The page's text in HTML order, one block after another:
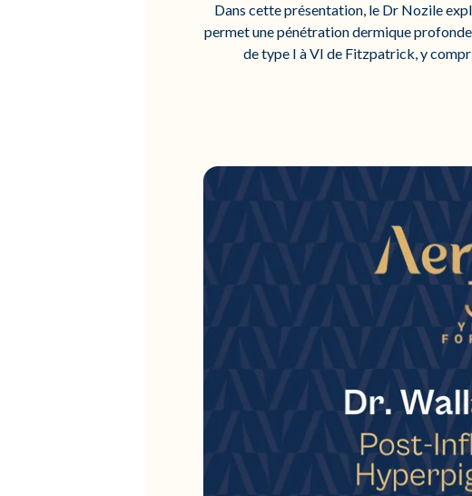
Dans cette présentation, le Dr Nozile
permet une pénétration dermique
de type I à VI de Fitzpatrick, y